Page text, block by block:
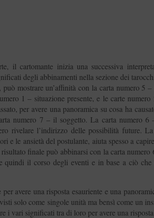
il cartomante inizia una successiva
degli abbinamenti nella sezione dei
mostrare un’affinità con la carta numero 5
1 – situazione presente, e le carte
per avere una panoramica su cosa ha
numero 7 – il soggetto. La carta numero 6
rivelare l’indirizzo delle possibilità future.
e le ansietà del postulante, aiuta spesso a
finale può abbinarsi con la carta
quindi il corso degli eventi e in base a ciò che
per avere una risposta esauriente e una
solo come singole unità ma bensì come un
i vari significati tra di loro per avere una